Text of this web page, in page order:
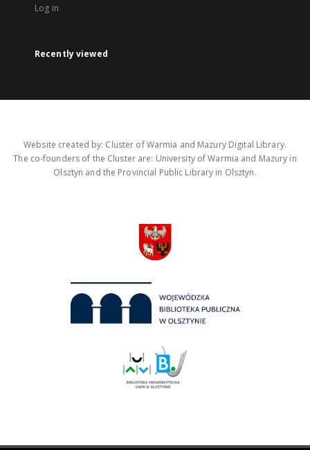
Log in
Recently viewed
Website created by: Cluster of Warmia and Mazury Digital Library.
The co-founders of the Cluster are: University of Warmia and Mazury in
Olsztyn and the Provincial Public Library in Olsztyn.